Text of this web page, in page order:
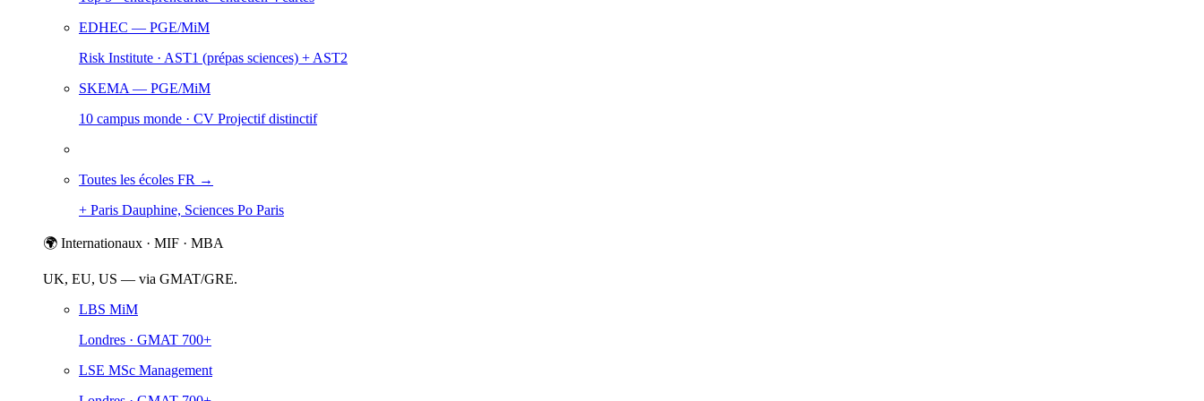
EDHEC — PGE/MiM
Risk Institute · AST1 (prépas sciences) + AST2
SKEMA — PGE/MiM
10 campus monde · CV Projectif distinctif
Toutes les écoles FR →
+ Paris Dauphine, Sciences Po Paris
🌍 Internationaux · MIF · MBA
UK, EU, US — via GMAT/GRE.
LBS MiM
Londres · GMAT 700+
LSE MSc Management